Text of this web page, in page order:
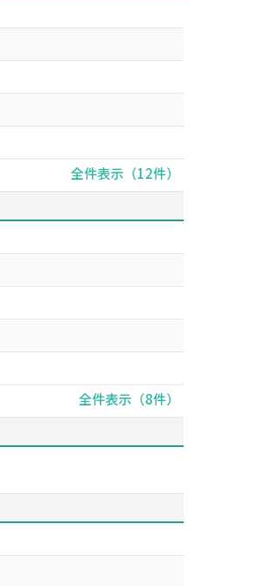
全件表示（12件）
全件表示（8件）